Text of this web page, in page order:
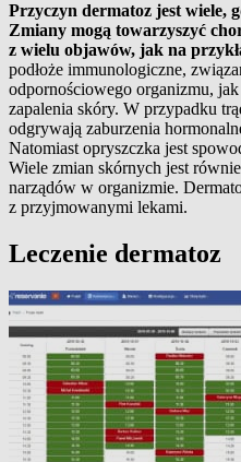
Przyczyn dermatoz jest wiele,
Zmiany mogą towarzyszyć
z wielu objawów, jak na
podłoże immunologiczne,
odpornościowego organizmu,
zapalenia skóry. W przypadku
odgrywają zaburzenia
Natomiast opryszczka jest
Wiele zmian skórnych jest
narządów w organizmie.
z przyjmowanymi lekami.
Leczenie dermatoz